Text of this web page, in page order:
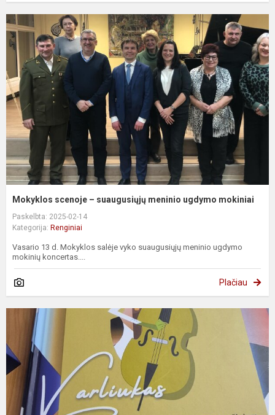
Mokyklos scenoje – suaugusiųjų meninio ugdymo mokiniai
Paskelbta: 2025-02-14
Kategorija: Renginiai
Vasario 13 d. Mokyklos salėje vyko suaugusiųjų meninio ugdymo
mokinių koncertas....
Plačiau